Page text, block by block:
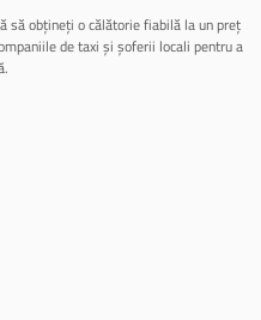
să obțineți o călătorie fiabilă la un preț
de taxi și șoferii locali pentru a